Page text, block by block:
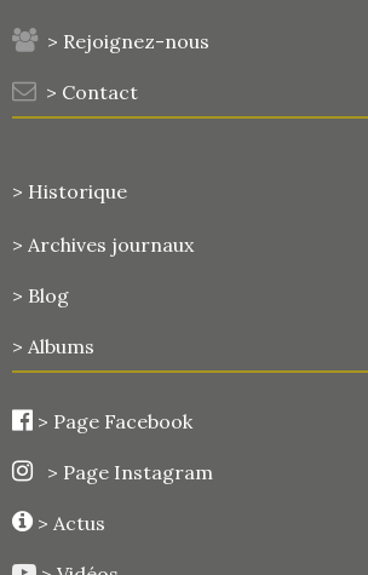
> Rejoignez-nous
> Contact
> Historique
> Archives journaux
> Blog
> Albums
> Page Facebook
> Page Instagram
> Actus